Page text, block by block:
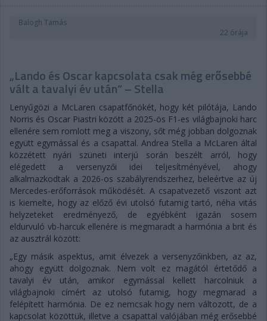
Balogh Tamás
22 órája
„Lando és Oscar kapcsolata csak még erősebbé
vált a tavalyi év után” – Stella
Lenyűgözi a McLaren csapatfőnökét, hogy két pilótája, Lando
Norris és Oscar Piastri között a 2025-ös F1-es világbajnoki harc
ellenére sem romlott meg a viszony, sőt még jobban dolgoznak
együtt egymással és a csapattal. Andrea Stella a McLaren által
közzétett nyári szüneti interjú során beszélt arról, hogy
elégedett a versenyzői idei teljesítményével, ahogy
alkalmazkodtak a 2026-os szabályrendszerhez, beleértve az új
Mercedes-erőforrások működését. A csapatvezető viszont azt
is kiemelte, hogy az előző évi utolsó futamig tartó, néha vitás
helyzeteket eredményező, de egyébként igazán sosem
eldurvuló vb-harcuk ellenére is megmaradt a harmónia a brit és
az ausztrál között:
„Egy másik aspektus, amit élvezek a versenyzőinkben, az az,
ahogy együtt dolgoznak. Nem volt ez magától értetődő a
tavalyi év után, amikor egymással kellett harcolniuk a
világbajnoki címért az utolsó futamig, hogy megmarad a
felépített harmónia. De ez nemcsak hogy nem változott, de a
kapcsolat közöttük, illetve a csapattal valójában még erősebbé